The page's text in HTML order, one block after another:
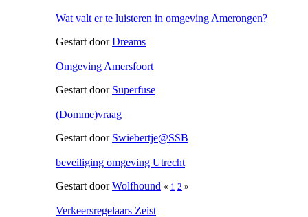
Wat valt er te luisteren in omgeving Amerongen?
Gestart doorDreams
Omgeving Amersfoort
Gestart door Superfuse
(Domme)vraag
Gestart door Swiebertje@SSB
beveiliging omgeving Utrecht
Gestart doorWolfhound « 1 2 »
Verkeersregelaars Zeist